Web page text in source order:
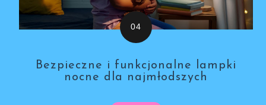
Bezpieczne i funkcjonalne lampki
nocne dla najmłodszych